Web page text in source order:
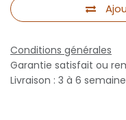
Conditions générales
Garantie satisfait ou
Livraison : 3 à 6